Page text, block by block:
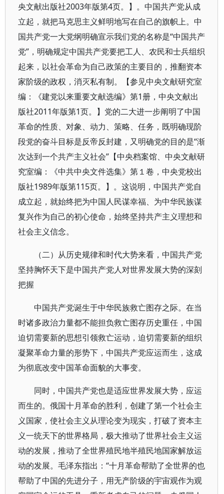
央文献出版社2003年版第4页。】。中国共产党从成
立起，就把马克思主义鲜明地写在自己的旗帜上。中
国共产党一大党纲明确宣示我们党的名称是“中国共产
党”，明确规定中国共产党要把工人、农民和士兵组织
起来，以社会革命为自己政策的主要目的，推翻资本
家阶级的政权，消灭私有制。【参见中央文献研究室
编：《建党以来重要文献选编》第1册，中央文献出
版社2011年版第1页。】党的二大进一步阐明了中国
革命的性质、对象、动力、策略、任务，既明确现阶
段党的奋斗目标是反帝反封建，又明确党的目的是“渐
次达到一个共产主义社会”【中央档案馆、中央文献研
究室编：《中共中央文件选集》第１卷，中央党校出
版社1989年版第115页。】。这说明，中国共产党自
成立起，就始终把为中国人民谋幸福、为中华民族谋
复兴作为自己的初心使命，始终坚持共产主义理想和
社会主义信念。
（二）从历史规律和时代大势来看，中国共产党
坚持胸怀天下是中国共产党人对世界发展大势的深刻
把握
中国共产党诞生于中华民族救亡图存之际。在当
时诸多政治力量都不能担负救亡图存历史重任，中国
迫切需要新的思想引领救亡运动，迫切需要新的组织
凝聚革命力量的形势下，中国共产党应运而生，这成
为彻底改变中国革命面貌的大事变。
同时，中国共产党也是适应世界发展大势，应运
而生的。俄国十月革命的胜利，创建了第一个社会主
义国家，使社会主义从理论变为现实，打破了资本主
义一统天下的世界格局，极大推动了世界社会主义运
动的发展，推动了全世界殖民地半殖民地国家解放运
动的发展。毛泽东指出：“十月革命帮助了全世界的也
帮助了中国的先进分子，用无产阶级的宇宙观作为观